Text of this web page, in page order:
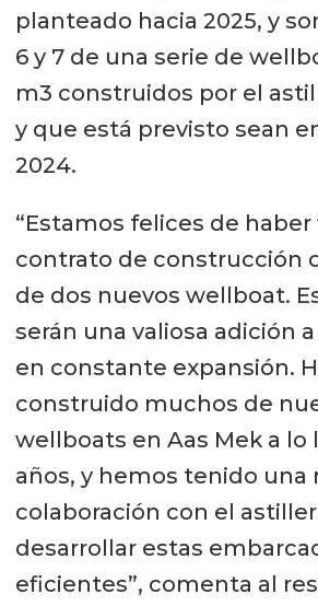
planteado hacia 2025, y
6 y 7 de una serie de
m3 construidos por el
y que está previsto sean
2024.
“Estamos felices de
contrato de construcción
de dos nuevos wellboat.
serán una valiosa adición
en constante expansión.
construido muchos de
wellboats en Aas Mek a lo
años, y hemos tenido una
colaboración con el
desarrollar estas
eficientes”, comenta al